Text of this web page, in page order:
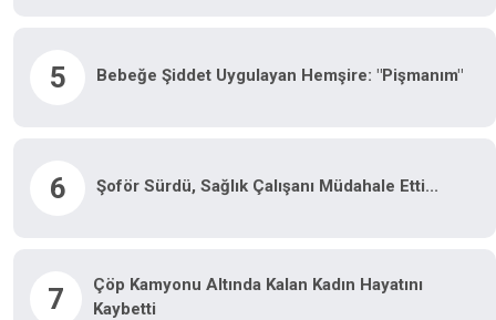
5 Bebeğe Şiddet Uygulayan Hemşire: "Pişmanım"
6 Şoför Sürdü, Sağlık Çalışanı Müdahale Etti...
7
Çöp Kamyonu Altında Kalan Kadın Hayatını
Kaybetti